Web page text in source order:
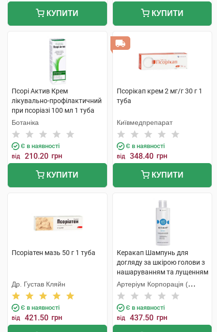
КУПИТИ КУПИТИ
Псорі Актив Крем
лікувально-профілактичний
при псоріазі 100 мл 1 туба
Ботаніка
Є в наявності
від 210.20 грн
КУПИТИ
Псорікап крем 2 мг/г 30 г 1
туба
Київмедпрепарат
Є в наявності
від 348.40 грн
КУПИТИ
Псоріатен мазь 50 г 1 туба
Др. Густав Кляйн
Є в наявності
від 421.50 грн
Керакап Шампунь для
догляду за шкірою голови з
нашаруванням та лущенням
250 мл 1 флакон
Артеріум Корпорація (
КМП+Галичфарм)
Є в наявності
від 437.50 грн